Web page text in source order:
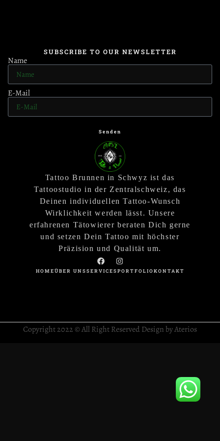
SUBSCRIBE TO OUR NEWSLETTER
Name
E-Mail
Senden
Tattoo Brunnen in Schwyz ist das
Tattoostudio in der Zentralschweiz, das
Deinen individuellen Tattoo-Wunsch
Wirklichkeit werden lässt. Unsere
erfahrenen Tätowierer beraten Dich gerne
und setzen Dein Tattoo mit höchster
Präzision und Qualität um.
HOMEÜBER UNSSERVICESPORTFOLIOKONTAKT
Copyright 2022 © All Right Reserved Design by Aterios